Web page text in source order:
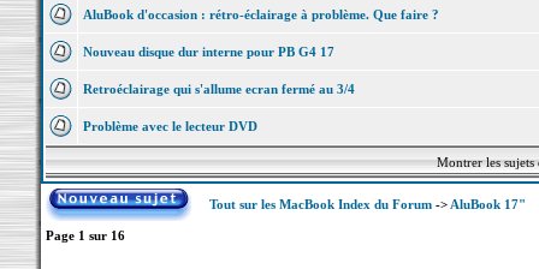
AluBook d'occasion : rétro-éclairage à problème. Que faire ?
Nouveau disque dur interne pour PB G4 17
Retroéclairage qui s'allume ecran fermé au 3/4
Problème avec le lecteur DVD
Montrer les
Tout sur les MacBook Index du Forum-> AluBook 17"
Page 1 sur 16